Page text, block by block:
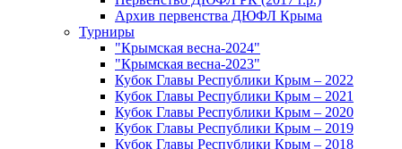
Архив первенства ДЮФЛ Крыма
Турниры
"Крымская весна-2024"
"Крымская весна-2023"
Кубок Главы Республики Крым – 2022
Кубок Главы Республики Крым – 2021
Кубок Главы Республики Крым – 2020
Кубок Главы Республики Крым – 2019
Кубок Главы Республики Крым – 2018